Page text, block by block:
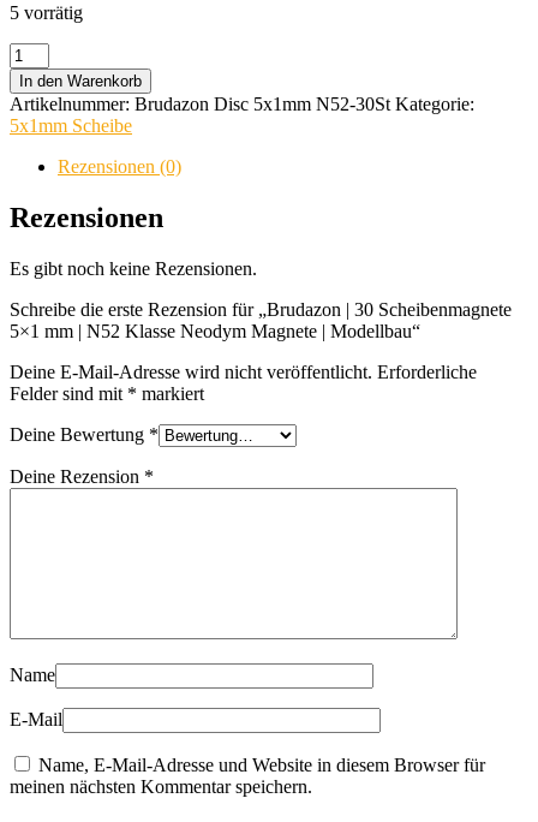
5 vorrätig
Brudazon
|
30
Scheibenmagnete
5x1
N52
Klasse
Magnete
Modellbau
Menge
In den Warenkorb
Artikelnummer: Brudazon Disc 5x1mm N52-30St Kategorie:
5x1mm Scheibe
Rezensionen (0)
Rezensionen
Es gibt noch keine Rezensionen.
Schreibe die erste Rezension für „Brudazon | 30 Scheibenmagnete
5×1 mm | N52 Klasse Neodym Magnete | Modellbau“
Deine E-Mail-Adresse wird nicht veröffentlicht. Erforderliche
Felder sind mit * markiert
Deine Bewertung *
Deine Rezension *
Name
E-Mail
Name, E-Mail-Adresse und Website in diesem Browser für
meinen nächsten Kommentar speichern.